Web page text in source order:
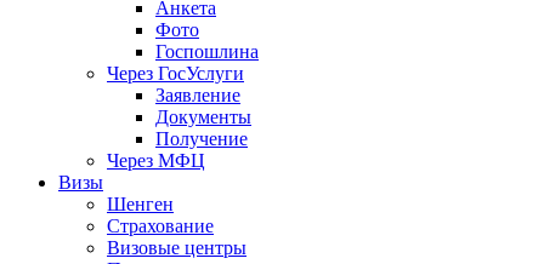
Анкета
Фото
Госпошлина
Через ГосУслуги
Заявление
Документы
Получение
Через МФЦ
Визы
Шенген
Страхование
Визовые центры